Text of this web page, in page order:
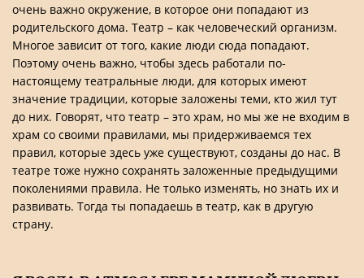
очень важно окружение, в которое они попадают из
родительского дома. Театр – как человеческий организм.
Многое зависит от того, какие люди сюда попадают.
Поэтому очень важно, чтобы здесь работали по-
настоящему театральные люди, для которых имеют
значение традиции, которые заложены теми, кто жил тут
до них. Говорят, что театр – это храм, но мы же не входим в
храм со своими правилами, мы придерживаемся тех
правил, которые здесь уже существуют, созданы до нас. В
театре тоже нужно сохранять заложенные предыдущими
поколениями правила. Не только изменять, но знать их и
развивать. Тогда ты попадаешь в театр, как в другую
страну.